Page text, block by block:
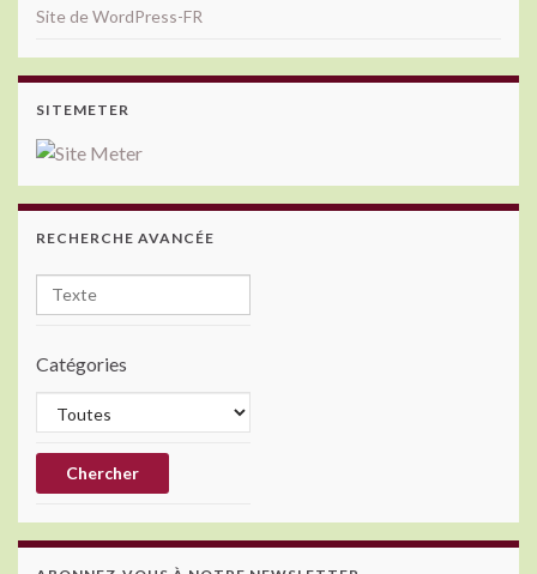
Site de WordPress-FR
SITEMETER
RECHERCHE AVANCÉE
Catégories